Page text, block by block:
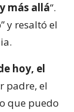
más allá“.
y resaltó el
hoy, el
padre, el
que puedo